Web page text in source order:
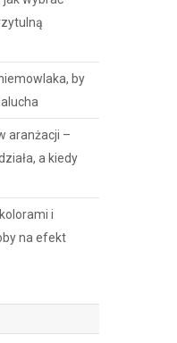
by
aranżacji –
a kiedy
i
na efekt